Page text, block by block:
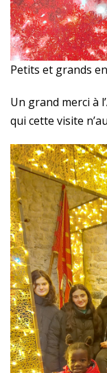
Petits et grands
Un grand merci à
qui cette visite